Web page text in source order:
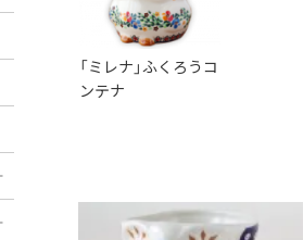
「ミレナ」ふくろうコ
ンテナ